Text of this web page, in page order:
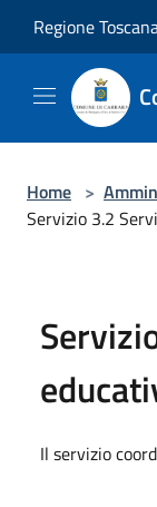
Regione
Home >
Servizio 3.2
Il servizio